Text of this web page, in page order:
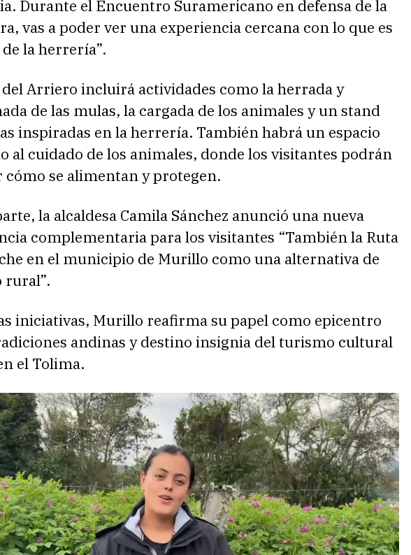
Durante el Encuentro Suramericano en defensa de la
vas a poder ver una experiencia cercana con lo que es
la herrería”.
del Arriero incluirá actividades como la herrada y
de las mulas, la cargada de los animales y un stand
inspiradas en la herrería. También habrá un espacio
al cuidado de los animales, donde los visitantes podrán
cómo se alimentan y protegen.
la alcaldesa Camila Sánchez anunció una nueva
complementaria para los visitantes “También la Ruta
en el municipio de Murillo como una alternativa de
iniciativas, Murillo reafirma su papel como epicentro
andinas y destino insignia del turismo cultural
el Tolima.